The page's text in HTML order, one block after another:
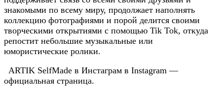
знакомыми по всему миру, продолжает наполнять
коллекцию фотографиями и порой делится своими
творческими открытиями с помощью Tik Tok, откуда
репостит небольшие музыкальные или
юмористические ролики.
ARTIK SelfMade в Инстаграм в Instagram —
официальная страница.